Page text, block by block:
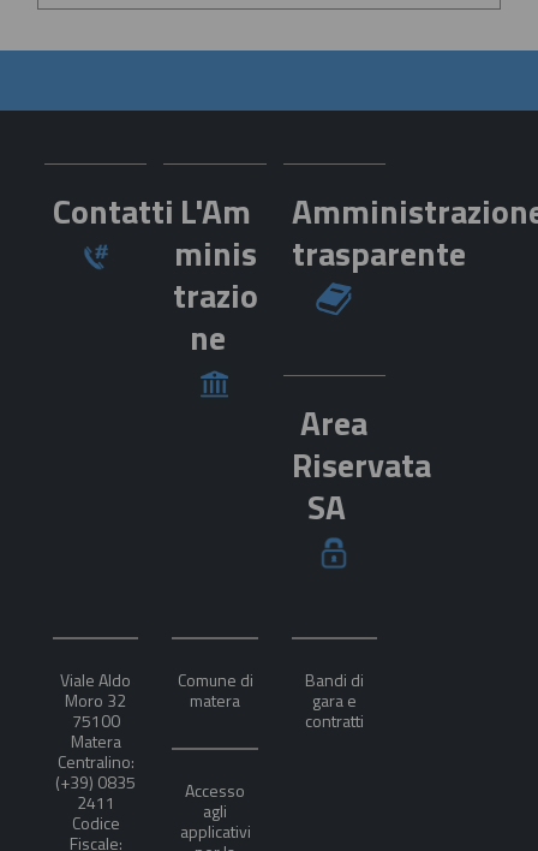
ContattiL'Am
minis
trazio
ne
trasparente
Area
Riservata
SA
Viale Aldo
Moro 32
75100
Matera
Centralino:
(+39) 0835
2411
Codice
Fiscale:
Comune di
matera
Bandi di
gara e
contratti
Accesso
agli
applicativi